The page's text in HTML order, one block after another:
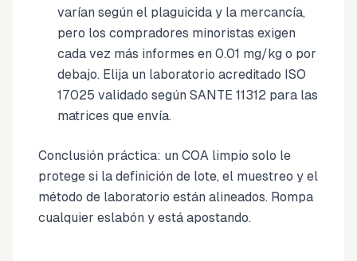
varían según el plaguicida y la mercancía,
pero los compradores minoristas exigen
cada vez más informes en 0.01 mg/kg o por
debajo. Elija un laboratorio acreditado ISO
17025 validado según SANTE 11312 para las
matrices que envía.
Conclusión práctica: un COA limpio solo le
protege si la definición de lote, el muestreo y el
método de laboratorio están alineados. Rompa
cualquier eslabón y está apostando.